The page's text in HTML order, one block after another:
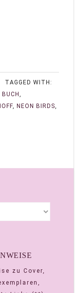
TAGGED WITH:
BUCH ,
, NEON BIRDS,
zu Cover,